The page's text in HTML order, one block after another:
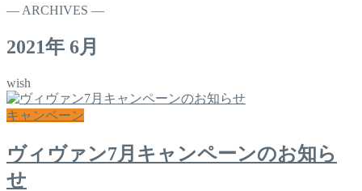
― ARCHIVES ―
2021年 6月
wish
キャンペーン
ヴィヴァン7月キャンペーンのお知ら
せ